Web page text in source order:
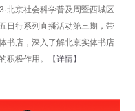
北京社会科学普及周暨西城区
日行系列直播活动第三期，带
书店，深入了解北京实体书店
积极作用。
【详情】